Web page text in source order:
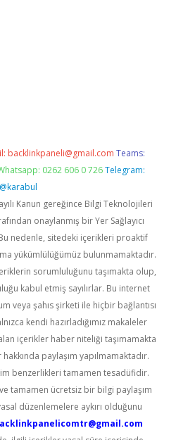
backlinkpaneli@gmail.com Teams:
0262 606 0 726 Telegram:
@karabul
Kanun gereğince Bilgi Teknolojileri
onaylanmış bir Yer Sağlayıcı
nedenle, sitedeki içerikleri proaktif
yükümlülüğümüz bulunmamaktadır.
sorumluluğunu taşımakta olup,
kabul etmiş sayılırlar. Bu internet
veya şahıs şirketi ile hiçbir bağlantısı
kendi hazırladığımız makaleler
içerikler haber niteliği taşımamakta
paylaşım yapılmamaktadır.
benzerlikleri tamamen tesadüfidir.
tamamen ücretsiz bir bilgi paylaşım
düzenlemelere aykırı olduğunu